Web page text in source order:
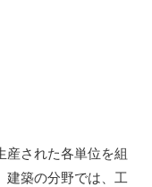
産された各単位を組
建築の分野では、工